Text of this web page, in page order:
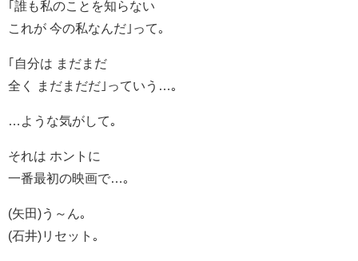
｢誰も私のことを知らない
これが 今の私なんだ｣って｡
｢自分は まだまだ
全く まだまだだ｣っていう…｡
…ような気がして｡
それは ホントに
一番最初の映画で…｡
(矢田)う～ん｡
(石井)リセット｡